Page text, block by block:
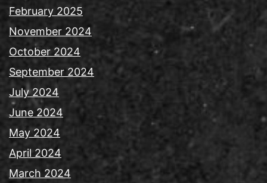
February 2025
November 2024
October 2024
September 2024
July 2024
June 2024
May 2024
April 2024
March 2024